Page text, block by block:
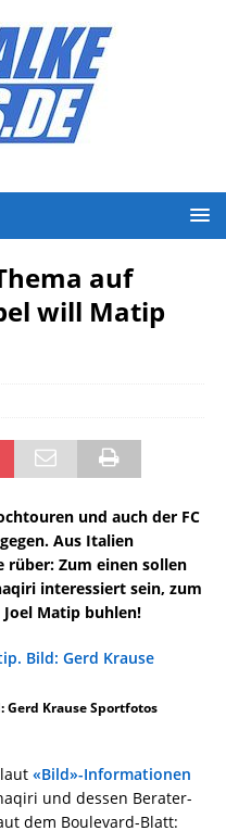
auf
will Matip
und auch der FC
Aus Italien
rüber: Zum einen sollen
interessiert sein, zum
Joel Matip buhlen!
Gerd Krause Sportfotos
«Bild»-Informationen
und dessen Berater-
dem Boulevard-Blatt: